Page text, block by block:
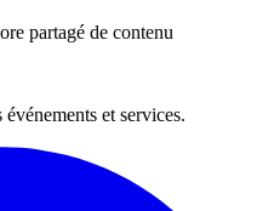
partagé de contenu
et services.